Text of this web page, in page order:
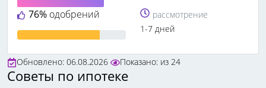
76% одобрений
рассмотрение
1-7 дней
Обновлено: 06.08.2026 Показано: из 24
Советы по ипотеке